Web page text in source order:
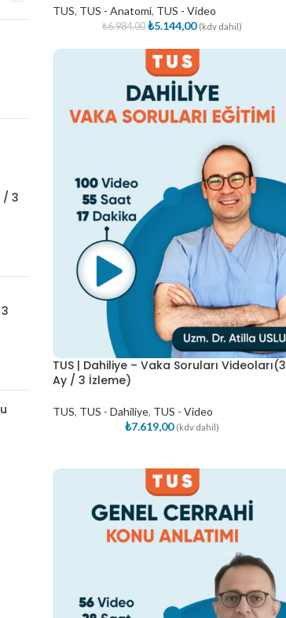
/ 3
TUS, TUS - Anatomi, TUS - Video
₺6.984,00 ₺5.144,00 (kdv dahil)
TUS | Dahiliye – Vaka Soruları Videoları(3
Ay / 3 İzleme)
TUS, TUS - Dahiliye, TUS - Video
₺7.619,00 (kdv dahil)